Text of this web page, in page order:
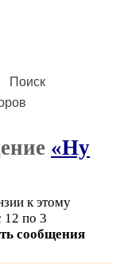
Поиск
«Ну
к этому
12 по 3
сообщения